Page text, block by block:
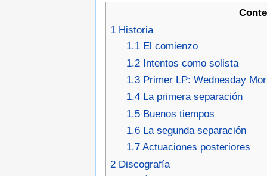
1 Historia
1.1 El comienzo
1.2 Intentos como solista
1.3 Primer LP: Wednesday
1.4 La primera separación
1.5 Buenos tiempos
1.6 La segunda separación
1.7 Actuaciones posteriores
2 Discografía